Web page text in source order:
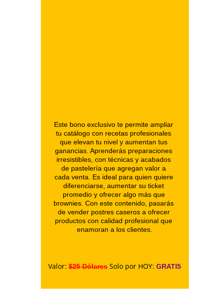
Este bono exclusivo te permite ampliar
tu catálogo con recetas profesionales
que elevan tu nivel y aumentan tus
ganancias. Aprenderás preparaciones
irresistibles, con técnicas y acabados
de pastelería que agregan valor a
cada venta. Es ideal para quien quiere
diferenciarse, aumentar su ticket
promedio y ofrecer algo más que
brownies. Con este contenido, pasarás
de vender postres caseros a ofrecer
productos con calidad profesional que
enamoran a los clientes.
Valor: $25 Dólares Solo por HOY: GRATI5